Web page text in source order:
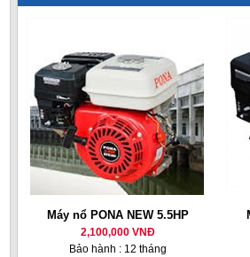
Máy nổ PONA NEW 5.5HP
2,100,000 VNĐ
Bảo hành : 12 tháng